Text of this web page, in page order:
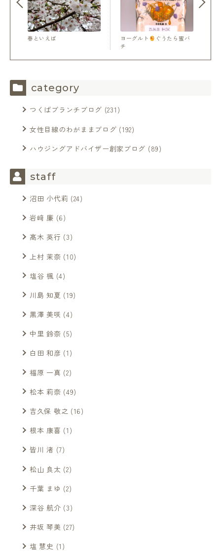
春といえば ヨーグルト
ぐうたら蜜バ
チ
category
つくばブランチブログ (231)
女性目線のわがままブログ (192)
ハウジングアドバイザー創家ブログ (89)
staff
沼田 小代莉 (24)
岩﨑 廉 (6)
髙木 英行 (3)
上村 茉奈 (10)
塩谷 楓 (4)
川島 知夏 (19)
黒澤 美咲 (4)
中里 鈴奈 (5)
白田 和彦 (1)
福原 一真 (2)
松本 莉奈 (49)
吉久保 敬之 (16)
根本 康喜 (1)
皆川 渚 (7)
松山 良太 (2)
千葉 まゆ (2)
深谷 航介 (3)
井坂 琴美 (27)
塩 慧史 (1)